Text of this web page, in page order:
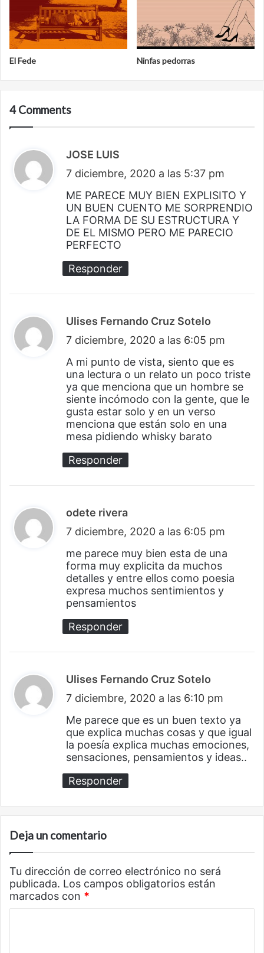
El Fede Ninfas pedorras
4 Comments
JOSE LUIS
i
c
e
:
7 diciembre, 2020 a las 5:37 pm
ME PARECE MUY BIEN EXPLISITO Y
UN BUEN CUENTO ME SORPRENDIO
LA FORMA DE SU ESTRUCTURA Y
DE EL MISMO PERO ME PARECIO
PERFECTO
Responder
Ulises Fernando Cruz Sotelo
i
c
e
:
7 diciembre, 2020 a las 6:05 pm
A mi punto de vista, siento que es
una lectura o un relato un poco triste
ya que menciona que un hombre se
siente incómodo con la gente, que le
gusta estar solo y en un verso
menciona que están solo en una
mesa pidiendo whisky barato
Responder
odete rivera
c
e
:
7 diciembre, 2020 a las 6:05 pm
me parece muy bien esta de una
forma muy explicita da muchos
detalles y entre ellos como poesia
expresa muchos sentimientos y
pensamientos
Responder
Ulises Fernando Cruz Sotelo
i
c
e
:
7 diciembre, 2020 a las 6:10 pm
Me parece que es un buen texto ya
que explica muchas cosas y que igual
la poesía explica muchas emociones,
sensaciones, pensamientos y ideas..
Responder
Deja un comentario
Tu dirección de correo electrónico no será
publicada. Los campos obligatorios están
marcados con *